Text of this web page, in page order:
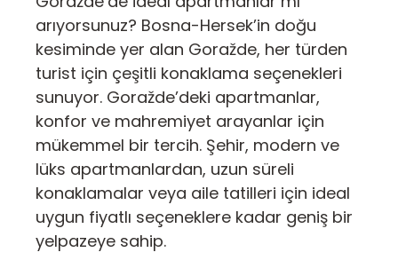
arıyorsunuz? Bosna-Hersek’in doğu
kesiminde yer alan Goražde, her türden
turist için çeşitli konaklama seçenekleri
sunuyor. Goražde’deki apartmanlar,
konfor ve mahremiyet arayanlar için
mükemmel bir tercih. Şehir, modern ve
lüks apartmanlardan, uzun süreli
konaklamalar veya aile tatilleri için ideal
uygun fiyatlı seçeneklere kadar geniş bir
yelpazeye sahip.